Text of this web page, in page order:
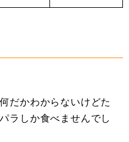
だかわからないけどた
ラしか食べませんでし